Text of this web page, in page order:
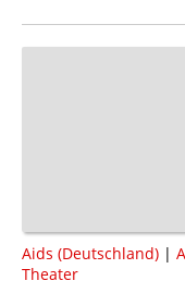
Aids (Deutschland) |
Theater